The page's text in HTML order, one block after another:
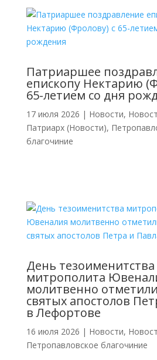
Патриаршее
епископу Нектарию
65-летием со дня
17 июля 2026 | Новости,
Патриарх (Новости),
благочиние
День тезоименитства
митрополита
молитвенно
святых апостолов
в Лефортове
16 июля 2026 | Новости,
Петропавловское благочиние